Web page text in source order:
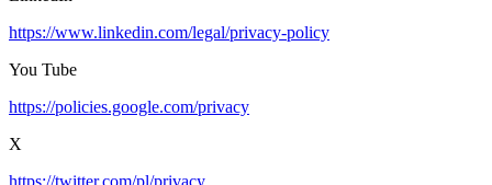
https://www.linkedin.com/legal/privacy-policy
You Tube
https://policies.google.com/privacy
X
https://twitter.com/pl/privacy